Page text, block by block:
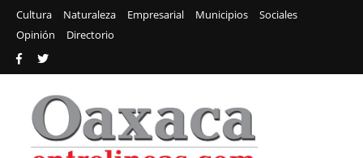
Cultura Naturaleza Empresarial Municipios
Sociales
Opinión
Directorio